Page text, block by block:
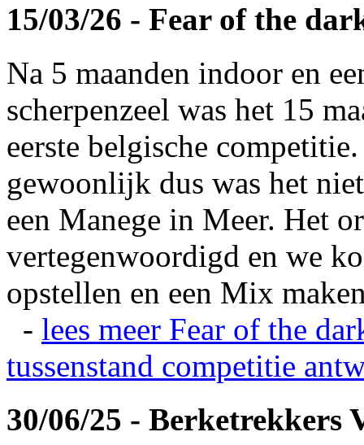
15/03/26 - Fear of the
Na 5 maanden indoor en
scherpenzeel was het 15
eerste belgische
gewoonlijk dus was het
een Manege in Meer. Het
vertegenwoordigd en we
opstellen en een Mix
- lees meer Fear of the
tussenstand competitie
30/06/25 - Berketrekkers